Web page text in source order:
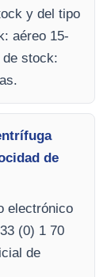
y del tipo
aéreo 15-
stock:
de
electrónico
(0) 1 70
de